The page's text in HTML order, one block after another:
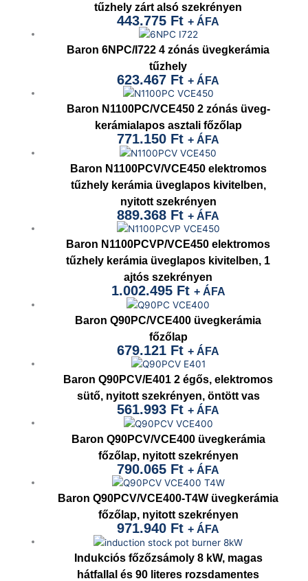
tűzhely zárt alsó szekrényen
443.775 Ft + ÁFA
Baron 6NPC/I722 4 zónás üvegkerámia
tűzhely
623.467 Ft + ÁFA
Baron N1100PC/VCE450 2 zónás üveg-
kerámialapos asztali főzőlap
771.150 Ft + ÁFA
Baron N1100PCV/VCE450 elektromos
tűzhely kerámia üveglapos kivitelben,
nyitott szekrényen
889.368 Ft + ÁFA
Baron N1100PCVP/VCE450 elektromos
tűzhely kerámia üveglapos kivitelben, 1
ajtós szekrényen
1.002.495 Ft + ÁFA
Baron Q90PC/VCE400 üvegkerámia
főzőlap
679.121 Ft + ÁFA
Baron Q90PCV/E401 2 égős, elektromos
sütő, nyitott szekrényen, öntött vas
561.993 Ft + ÁFA
Baron Q90PCV/VCE400 üvegkerámia
főzőlap, nyitott szekrényen
790.065 Ft + ÁFA
Baron Q90PCV/VCE400-T4W üvegkerámia
főzőlap, nyitott szekrényen
971.940 Ft + ÁFA
Indukciós főzőzsámoly 8 kW, magas
hátfallal és 90 literes rozsdamentes